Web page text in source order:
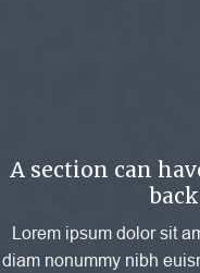
A section can
Lorem ipsum dolor sit
diam nonummy nibh